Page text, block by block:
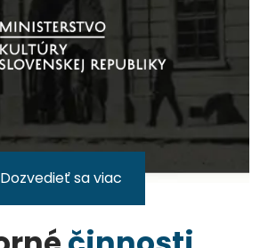
Dozvedieť sa viac